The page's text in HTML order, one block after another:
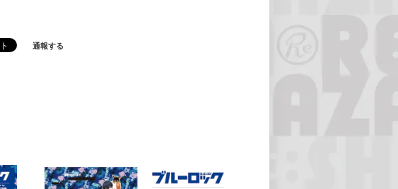
通報する